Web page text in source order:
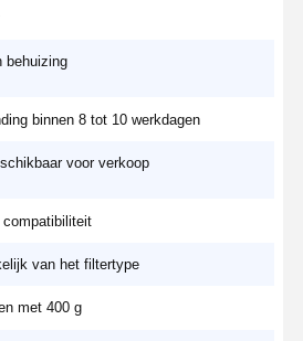
behuizing
binnen 8 tot 10 werkdagen
voor verkoop
compatibiliteit
van het filtertype
met 400 g